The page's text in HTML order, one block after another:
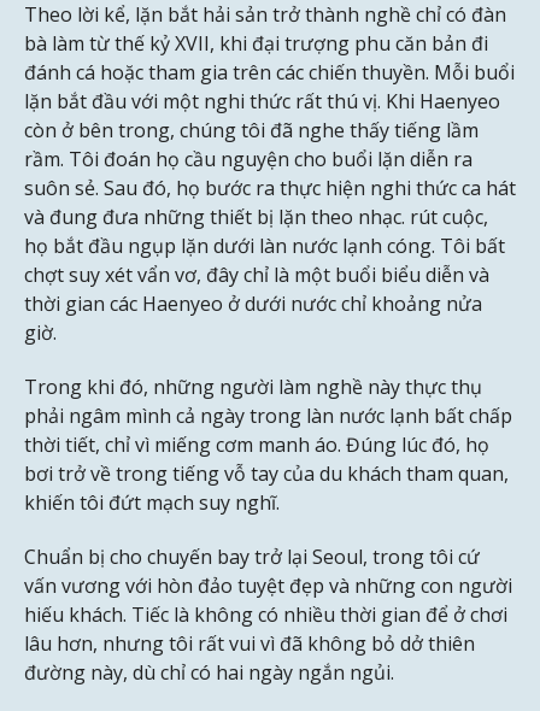
Theo lời kể, lặn bắt hải sản trở thành nghề chỉ có đàn
bà làm từ thế kỷ XVII, khi đại trượng phu căn bản đi
đánh cá hoặc tham gia trên các chiến thuyền. Mỗi buổi
lặn bắt đầu với một nghi thức rất thú vị. Khi Haenyeo
còn ở bên trong, chúng tôi đã nghe thấy tiếng lầm
rầm. Tôi đoán họ cầu nguyện cho buổi lặn diễn ra
suôn sẻ. Sau đó, họ bước ra thực hiện nghi thức ca hát
và đung đưa những thiết bị lặn theo nhạc. rút cuộc,
họ bắt đầu ngụp lặn dưới làn nước lạnh cóng. Tôi bất
chợt suy xét vẩn vơ, đây chỉ là một buổi biểu diễn và
thời gian các Haenyeo ở dưới nước chỉ khoảng nửa
giờ.
Trong khi đó, những người làm nghề này thực thụ
phải ngâm mình cả ngày trong làn nước lạnh bất chấp
thời tiết, chỉ vì miếng cơm manh áo. Đúng lúc đó, họ
bơi trở về trong tiếng vỗ tay của du khách tham quan,
khiến tôi đứt mạch suy nghĩ.
Chuẩn bị cho chuyến bay trở lại Seoul, trong tôi cứ
vấn vương với hòn đảo tuyệt đẹp và những con người
hiếu khách. Tiếc là không có nhiều thời gian để ở chơi
lâu hơn, nhưng tôi rất vui vì đã không bỏ dở thiên
đường này, dù chỉ có hai ngày ngắn ngủi.